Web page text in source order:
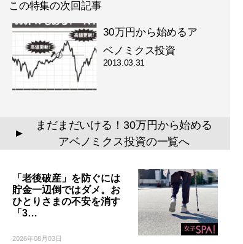
この特集の次回記事
30万円から始めるア
ベノミクス投資
2013.03.31
▲
まだまだいける！30万円から始める
アベノミクス投資の一覧へ
「老後破産」を防ぐには
貯金一辺倒ではダメ。お
ひとりさまの不安を消す
「3…
2026年08月03日